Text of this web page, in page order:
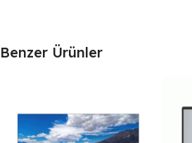
Benzer Ürünler